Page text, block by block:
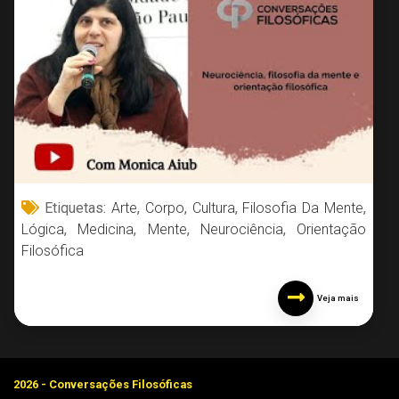
Etiquetas: Arte, Corpo, Cultura, Filosofia Da Mente,
Lógica, Medicina, Mente, Neurociência, Orientação
Filosófica
Veja mais
2026 - Conversações Filosóficas